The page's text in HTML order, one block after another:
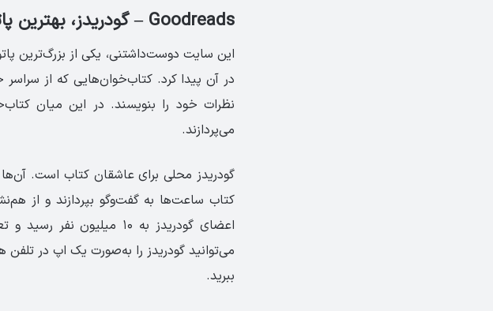
Goodreads – گودریدز، بهترین پاتوق کتاب‌خوان‌های جهان
این سایت دوست‌داشتنی، یکی از بزرگ‌ترین
در آن پیدا کرد. کتاب‌خوان‌هایی که از
نظرات خود را بنویسند. در این میان
می‌پردازند.
گودریدز محلی برای عاشقان کتاب است. آن‌ها
می‌توانید گودریدز را به‌صورت یک اپ در
ببرید.